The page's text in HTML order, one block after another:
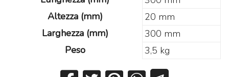
Altezza (mm)
20 mm
Larghezza (mm)
300 mm
Peso
3,5 kg